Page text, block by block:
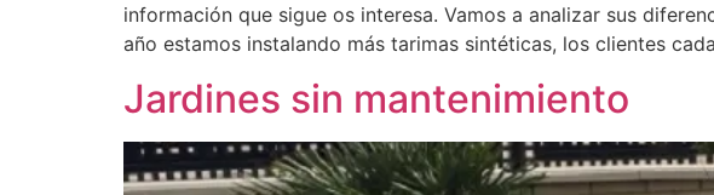
información que sigue os interesa. Vamos a analizar sus
año estamos instalando más tarimas sintéticas, los clientes
Jardines sin mantenimiento